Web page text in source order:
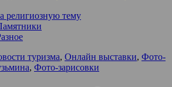
религиозную тему
туризма, Онлайн выставки, Фото-
, Фото-зарисовки